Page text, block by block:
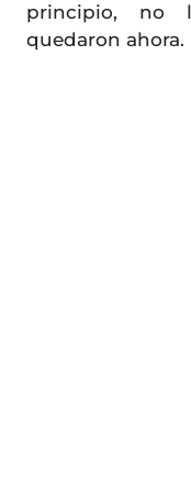
principio, no
quedaron ahora.